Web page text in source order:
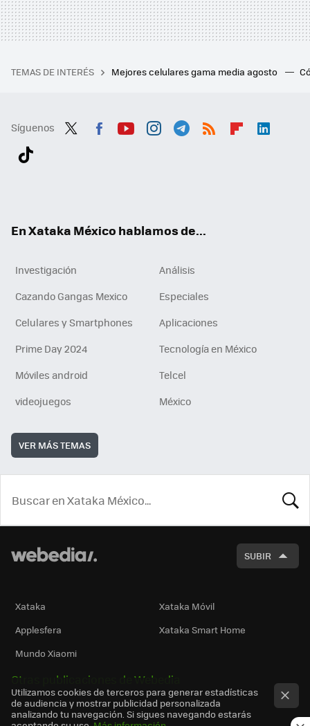
TEMAS DE INTERÉS Mejores celulares gama media agosto
Síguenos
En Xataka México hablamos de...
Investigación
Análisis
Cazando Gangas Mexico
Especiales
Celulares y Smartphones
Aplicaciones
Prime Day 2024
Tecnología en México
Móviles android
Telcel
videojuegos
México
VER MÁS TEMAS
SUBIR
Xataka
Xataka Móvil
Applesfera
Xataka Smart Home
Mundo Xiaomi
Otras publicaciones de Webedia
Utilizamos cookies de terceros para generar estadísticas
de audiencia y mostrar publicidad personalizada
analizando tu navegación. Si sigues navegando estarás